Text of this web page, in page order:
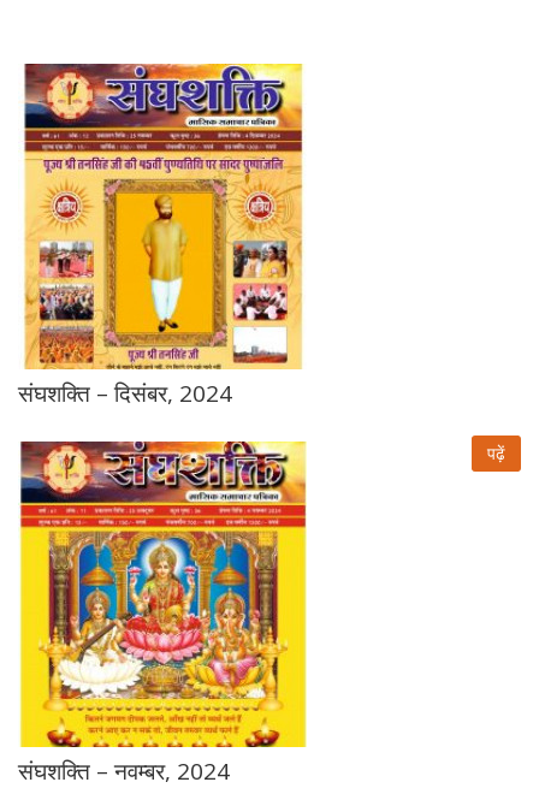
संघशक्ति – दिसंबर, 2024
पढ़ें
संघशक्ति – नवम्बर, 2024